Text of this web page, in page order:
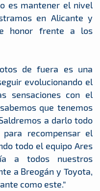
es mantener el nivel
en Alicante y
honor frente a los
de fuera es una
evolucionando el
sensaciones con el
que tenemos
a darlo todo
recompensar el
todo el equipo Ares
a todos nuestros
a Breogán y Toyota,
como este.”